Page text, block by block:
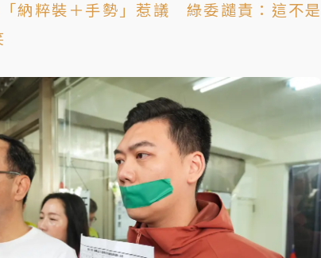
納粹裝＋手勢」惹議 綠委譴責：這不是